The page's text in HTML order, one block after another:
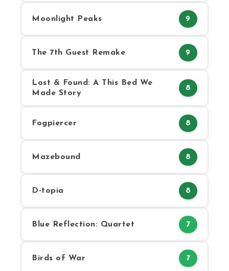
Moonlight Peaks 9
The 7th Guest Remake 9
Lost & Found: A This Bed We
Made Story
8
Fogpiercer 8
Mazebound 8
D-topia 8
Blue Reflection: Quartet 7
Birds of War 7